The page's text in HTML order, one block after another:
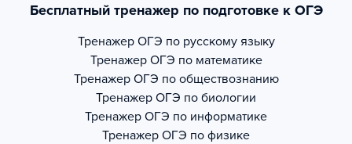
Бесплатный тренажер по подготовке к ОГЭ
Тренажер ОГЭ по русскому языку
Тренажер ОГЭ по математике
Тренажер ОГЭ по обществознанию
Тренажер ОГЭ по биологии
Тренажер ОГЭ по информатике
Тренажер ОГЭ по физике